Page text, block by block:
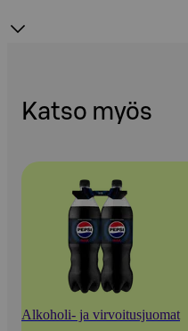
Katso myös
Alkoholi- ja virvoitusjuomat